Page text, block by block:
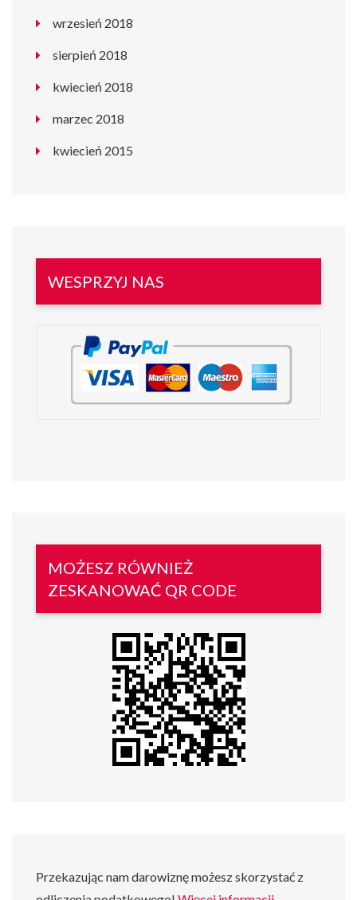
wrzesień 2018
sierpień 2018
kwiecień 2018
marzec 2018
kwiecień 2015
WESPRZYJ NAS
MOŻESZ RÓWNIEŻ
ZESKANOWAĆ QR CODE
Przekazując nam darowiznę możesz skorzystać z